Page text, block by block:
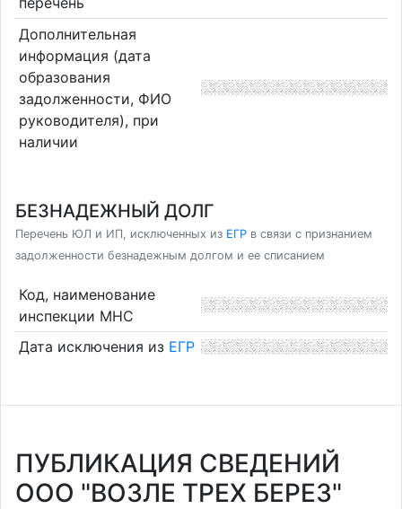
Дополнительная
информация (дата
образования
задолженности, ФИО
руководителя), при
наличии
БЕЗНАДЕЖНЫЙ ДОЛГ
Перечень ЮЛ и ИП, исключенных из ЕГР в связи с признанием
задолженности безнадежным долгом и ее списанием
Код, наименование
инспекции МНС
Дата исключения из ЕГР
ПУБЛИКАЦИЯ СВЕДЕНИЙ
ООО "ВОЗЛЕ ТРЕХ БЕРЕЗ"